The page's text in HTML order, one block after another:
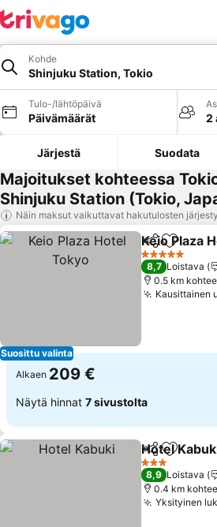
Kohde
Shinjuku Station, Tokio
Tulo-/lähtöpäivä
Päivämäärät 2
Järjestä Suodata
Majoitukset kohteessa
Shinjuku Station (Tokio,
Näin maksut vaikuttavat hakutulosten
Suosittu valinta
Jaa Lisää
Keio Plaza
5 Tähtiluokitus
8,7 Loistava
0.5 km
Kausittainen
Alkaen 209 €
Näytä hinnat 7 sivustolta
Jaa Lisää
Hotel
3 Tähtiluokitus
8,9 Loistava
0.4 km
Yksityinen